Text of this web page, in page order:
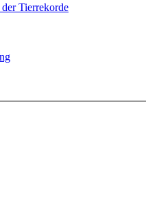
Tierrekorde